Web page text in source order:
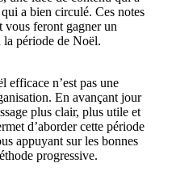
a bien circulé. Ces notes
vous feront gagner un
la période de Noël.
efficace n’est pas une
En avançant jour
plus clair, plus utile et
d’aborder cette période
appuyant sur les bonnes
progressive.